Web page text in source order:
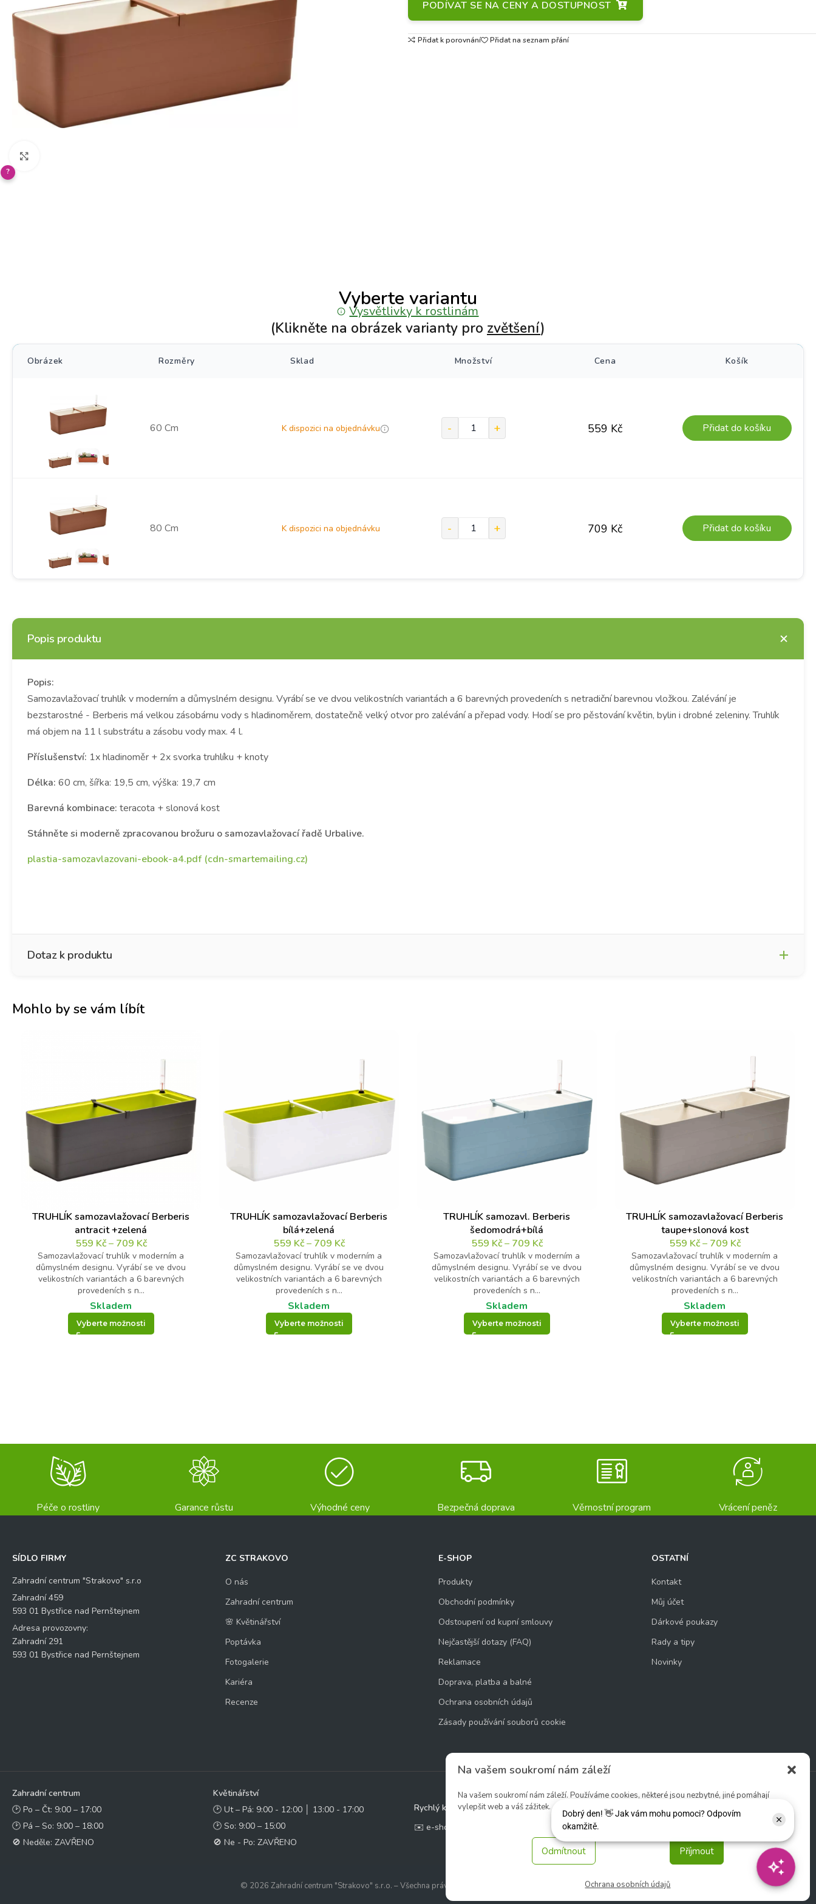
Na vašem soukromí nám záleží
Na vašem soukromí nám záleží. Používáme cookies, některé jsou nezbytné, jiné pomáhají
vylepšit web a váš zážitek.
Příjmout
Odmítnout
Ochrana osobních údajů
?
PODÍVAT SE NA CENY A DOSTUPNOST
Přidat k porovnání Přidat na seznam přání
Vyberte variantu
Vysvětlivky k rostlinám
(Klikněte na obrázek varianty pro zvětšení)
Obrázek Rozměry Sklad Množství Cena Košík
60 Cm K dispozici na objednávku 559 Kč Přidat do košíku
80 Cm K dispozici na objednávku 709 Kč Přidat do košíku
Popis produktu
Popis:
Samozavlažovací truhlík v moderním a důmyslném designu. Vyrábí se ve dvou velikostních variantách a 6 barevných provedeních s netradiční barevnou vložkou. Zalévání je
bezstarostné - Berberis má velkou zásobárnu vody s hladinoměrem, dostatečně velký otvor pro zalévání a přepad vody. Hodí se pro pěstování květin, bylin i drobné zeleniny. Truhlík
má objem na 11 l substrátu a zásobu vody max. 4 l.
Příslušenství: 1x hladinoměr + 2x svorka truhlíku + knoty
Délka: 60 cm, šířka: 19,5 cm, výška: 19,7 cm
Barevná kombinace: teracota + slonová kost
Stáhněte si moderně zpracovanou brožuru o samozavlažovací řadě Urbalive.
plastia-samozavlazovani-ebook-a4.pdf (cdn-smartemailing.cz)
Dotaz k produktu
*
d
Váš dotaz
Kontrolní otázka*
Odeslat
Mohlo by se vám líbít
TRUHLÍK samozavlažovací Berberis
antracit +zelená
559 Kč– 709 Kč
Samozavlažovací truhlík v moderním a
důmyslném designu. Vyrábí se ve dvou
velikostních variantách a 6 barevných
provedeních s n...
Skladem
Vyberte možnosti
TRUHLÍK samozavlažovací Berberis
bílá+zelená
559 Kč– 709 Kč
Samozavlažovací truhlík v moderním a
důmyslném designu. Vyrábí se ve dvou
velikostních variantách a 6 barevných
provedeních s n...
Skladem
Vyberte možnosti
TRUHLÍK samozavl. Berberis
šedomodrá+bílá
559 Kč– 709 Kč
Samozavlažovací truhlík v moderním a
důmyslném designu. Vyrábí se ve dvou
velikostních variantách a 6 barevných
provedeních s n...
Skladem
Vyberte možnosti
TRUHLÍK samozavlažovací Berberis
taupe+slonová kost
559 Kč– 709 Kč
Samozavlažovací truhlík v moderním a
důmyslném designu. Vyrábí se ve dvou
velikostních variantách a 6 barevných
provedeních s n...
Skladem
Vyberte možnosti
Péče o rostliny Garance růstu Výhodné ceny Bezpečná doprava Věrnostní program Vrácení peněz
SÍDLO FIRMY
Zahradní centrum "Strakovo" s.r.o
Zahradní 459
593 01 Bystřice nad Pernštejnem
Adresa provozovny:
Zahradní 291
593 01 Bystřice nad Pernštejnem
ZC STRAKOVO
O nás
Zahradní centrum
🌸 Květinářství
Poptávka
Fotogalerie
Kariéra
Recenze
E-SHOP
Produkty
Obchodní podmínky
Odstoupení od kupní smlouvy
Nejčastější dotazy (FAQ)
Reklamace
Doprava, platba a balné
Ochrana osobních údajů
Zásady používání souborů cookie
OSTATNÍ
Kontakt
Můj účet
Dárkové poukazy
Rady a tipy
Novinky
Zahradní centrum
🕑 Po – Čt: 9:00 – 17:00
🕑 Pá – So: 9:00 – 18:00
🚫 Neděle: ZAVŘENO
Květinářství
🕑 Ut – Pá: 9:00 - 12:00 │ 13:00 - 17:00
🕑 So: 9:00 – 15:00
🚫 Ne - Po: ZAVŘENO
Rychlý kontakt:
✉️ e-shop@zcstrakovo.cz
Sledujte nás:
© 2026 Zahradní centrum "Strakovo" s.r.o. – Všechna práva vyhrazena. | Vytvořilo